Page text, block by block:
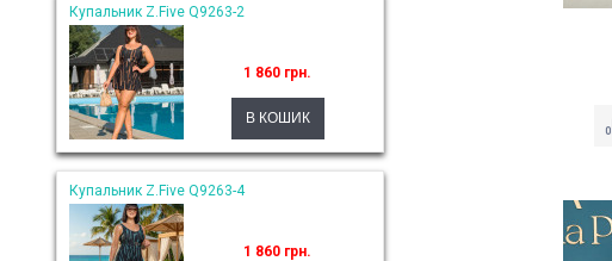
Купальник Z.Five Q9263-2
1 860 грн.
Купальник Z.Five Q9263-4
1 860 грн.